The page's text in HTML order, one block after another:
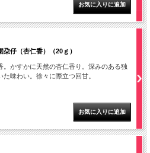
仔（杏仁香）（20ｇ）
。かすかに天然の杏仁香り。深みのある独
た味わい。徐々に際立つ回甘。